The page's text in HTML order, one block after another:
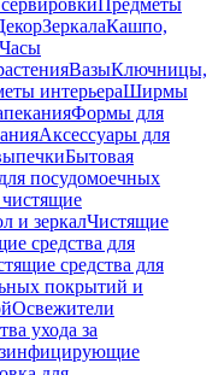
Предметы
ЗеркалаКашпо,
Часы
ВазыКлючницы,
интерьераШирмы
Формы для
Аксессуары для
Бытовая
посудомоечных
и зеркалЧистящие
средства для
средства для
покрытий и
Освежители
ухода за